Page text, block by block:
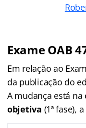
Exame OAB
Em relação ao
da publicação do
A mudança está
objetiva (1ª fase),